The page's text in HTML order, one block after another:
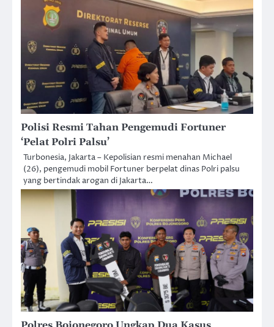
Polisi Resmi Tahan Pengemudi Fortuner
‘Pelat Polri Palsu’
Turbonesia, Jakarta – Kepolisian resmi menahan Michael
(26), pengemudi mobil Fortuner berpelat dinas Polri palsu
yang bertindak arogan di Jakarta…